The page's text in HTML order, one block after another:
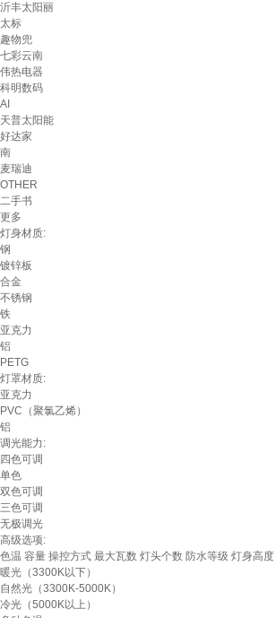
沂丰太阳丽
太标
趣物兜
七彩云南
伟热电器
科明数码
AI
天普太阳能
好达家
南
麦瑞迪
OTHER
二手书
更多
灯身材质:
钢
镀锌板
合金
不锈钢
铁
亚克力
铝
PETG
灯罩材质:
亚克力
PVC（聚氯乙烯）
铝
调光能力:
四色可调
单色
双色可调
三色可调
无极调光
高级选项:
色温 容量 操控方式 最大瓦数 灯头个数 防水等级 灯身高度
暖光（3300K以下）
自然光（3300K-5000K）
冷光（5000K以上）